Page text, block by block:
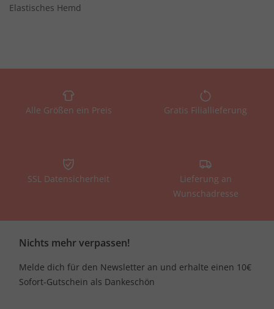
Elastisches Hemd
Alle Größen ein Preis Gratis Filiallieferung
SSL Datensicherheit
Lieferung an
Wunschadresse
Nichts mehr verpassen!
Melde dich für den Newsletter an und erhalte einen 10€
Sofort-Gutschein als Dankeschön